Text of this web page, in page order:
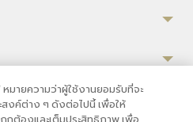
มายความว่าผู้ใช้งานยอมรับที่จะ
งค์ต่าง ๆ ดังต่อไปนี้ เพื่อให้
กต้องและเต็มประสิทธิภาพ เพื่อ